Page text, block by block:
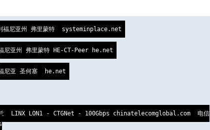
亚州 弗里蒙特  systeminplace.net
弗里蒙特 HE-CT-Peer he.net
尼亚 圣何塞  he.net
LON1 - CTGNet - 100Gbps chinatelecomglobal.com  电信